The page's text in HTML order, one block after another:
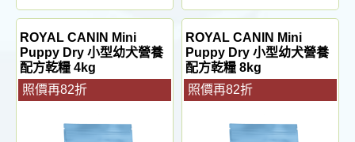
ROYAL CANIN Mini
Puppy Dry 小型幼犬營養
配方乾糧 4kg
照價再82折
ROYAL CANIN Mini
Puppy Dry 小型幼犬營養
配方乾糧 8kg
照價再82折